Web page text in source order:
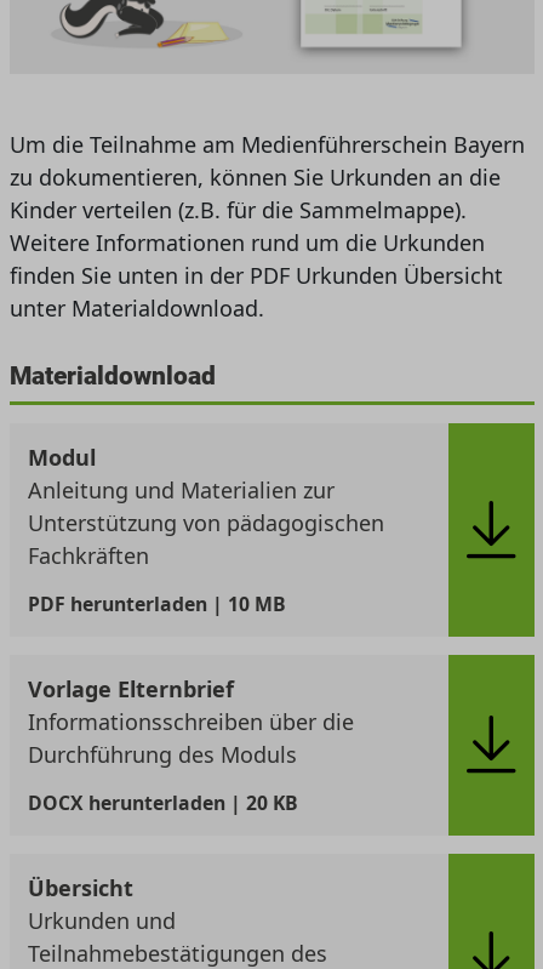
Um die Teilnahme am Medienführerschein Bayern
zu dokumentieren, können Sie Urkunden an die
Kinder verteilen (z.B. für die Sammelmappe).
Weitere Informationen rund um die Urkunden
finden Sie unten in der PDF Urkunden Übersicht
unter Materialdownload.
Materialdownload
Modul
Anleitung und Materialien zur
Unterstützung von pädagogischen
Fachkräften
PDF herunterladen | 10 MB
Vorlage Elternbrief
Informationsschreiben über die
Durchführung des Moduls
DOCXherunterladen | 20 KB
Übersicht
Urkunden und
Teilnahmebestätigungen des